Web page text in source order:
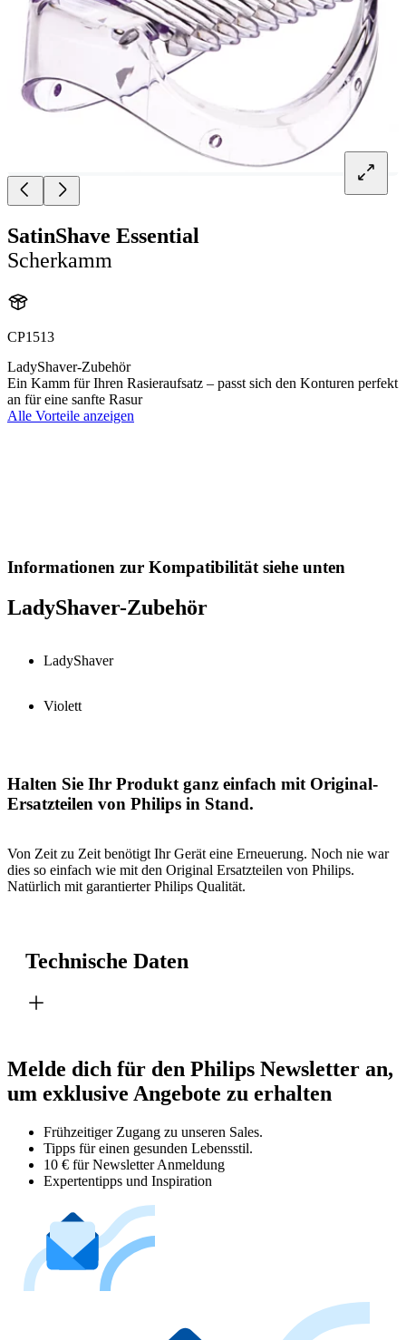
SatinShave Essential
Scherkamm
CP1513
LadyShaver-Zubehör
Ein Kamm für Ihren Rasieraufsatz – passt sich den Konturen perfekt
an für eine sanfte Rasur
Alle Vorteile anzeigen
Informationen zur Kompatibilität siehe unten
LadyShaver-Zubehör
LadyShaver
Violett
Halten Sie Ihr Produkt ganz einfach mit Original-
Ersatzteilen von Philips in Stand.
Von Zeit zu Zeit benötigt Ihr Gerät eine Erneuerung. Noch nie war
dies so einfach wie mit den Original Ersatzteilen von Philips.
Natürlich mit garantierter Philips Qualität.
Technische Daten
Melde dich für den Philips Newsletter an,
um exklusive Angebote zu erhalten
Frühzeitiger Zugang zu unseren Sales.
Tipps für einen gesunden Lebensstil.
10 € für Newsletter Anmeldung
Expertentipps und Inspiration